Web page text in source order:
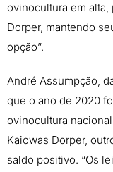
ovinocultura em
Dorper, mantendo
opção”.
André Assumpção,
que o ano de 2020
ovinocultura
Kaiowas Dorper,
saldo positivo. “Os